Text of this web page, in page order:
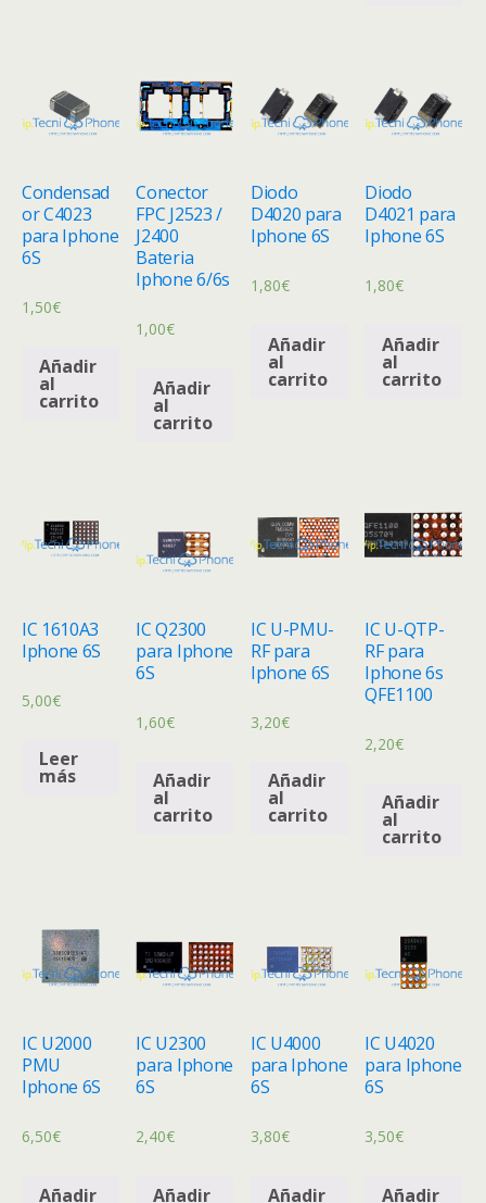
Condensad
or C4023
para Iphone
6S
1,50€
Añadir
al
carrito
Conector
FPC J2523 /
J2400
Bateria
Iphone 6/6s
1,00€
Añadir
al
carrito
Diodo
D4020 para
Iphone 6S
1,80€
Añadir
al
carrito
Diodo
D4021 para
Iphone 6S
1,80€
Añadir
al
carrito
IC 1610A3
Iphone 6S
5,00€
Leer
más
IC Q2300
para Iphone
6S
1,60€
Añadir
al
carrito
IC U-PMU-
RF para
Iphone 6S
3,20€
Añadir
al
carrito
IC U-QTP-
RF para
Iphone 6s
QFE1100
2,20€
Añadir
al
carrito
IC U2000
PMU
Iphone 6S
6,50€
Añadir
IC U2300
para Iphone
6S
2,40€
Añadir
IC U4000
para Iphone
6S
3,80€
Añadir
IC U4020
para Iphone
6S
3,50€
Añadir